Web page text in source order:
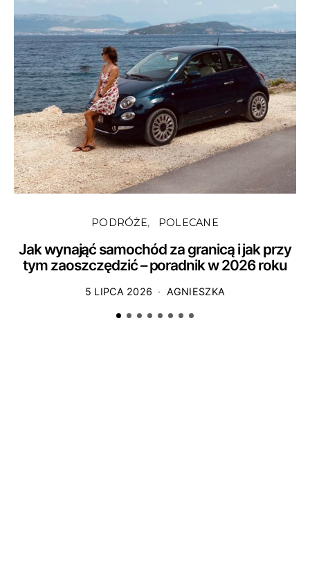
PODRÓŻE POLECANE
Jak wynająć samochód za granicą i jak przy
tym zaoszczędzić – poradnik w 2026 roku
5 LIPCA 2026 AGNIESZKA